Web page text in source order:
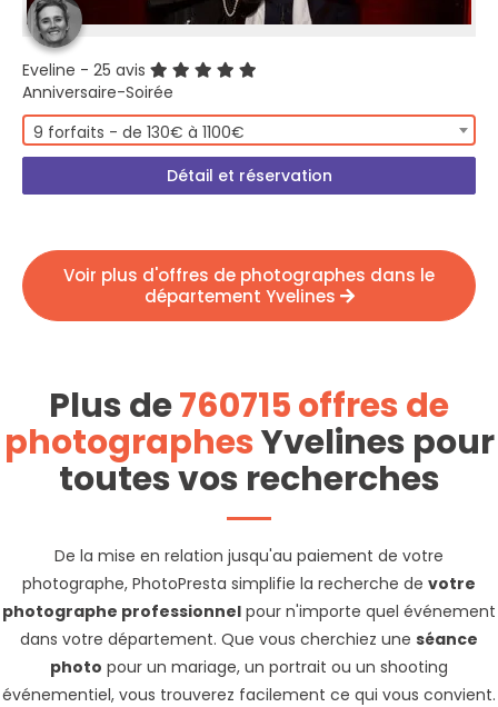
Eveline - 25 avis
Anniversaire-Soirée
9 forfaits - de 130€ à 1100€
Détail et réservation
Voir plus d'offres de photographes dans le
département Yvelines
Plus de760715 offres de
photographesYvelines pour
toutes vos recherches
De la mise en relation jusqu'au paiement de votre
photographe, PhotoPresta simplifie la recherche de votre
photographe professionnel pour n'importe quel événement
dans votre département. Que vous cherchiez une séance
photo pour un mariage, un portrait ou un shooting
événementiel, vous trouverez facilement ce qui vous convient.